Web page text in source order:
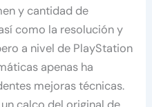
y cantidad de
como la resolución y
a nivel de PlayStation
apenas ha
mejoras técnicas.